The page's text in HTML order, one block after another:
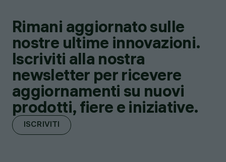
Rimani aggiornato sulle
nostre ultime innovazioni.
Iscriviti alla nostra
newsletter per ricevere
aggiornamenti su nuovi
prodotti, fiere e iniziative.
ISCRIVITI